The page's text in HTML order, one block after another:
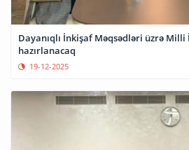
Dayanıqlı İnkişaf Məqsədləri üzrə Milli
hazırlanacaq
19-12-2025